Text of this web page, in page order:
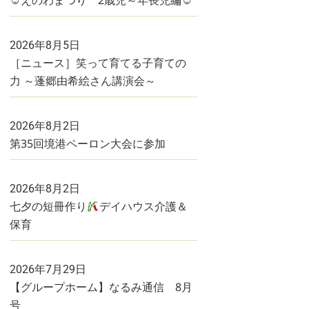
2026年8月5日
［ニュース］笑って育てる子育ての
力 ～蓬郷由希絵さん講演会～
2026年8月2日
第35回境港ペーロン大会に参加
2026年8月2日
七夕の短冊作り
デイハウス介護＆
保育
2026年7月29日
【グループホーム】なるみ通信 8月
号